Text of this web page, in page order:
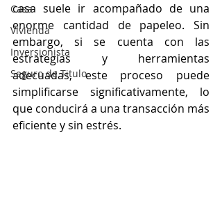
Casa
Vivienda
Inversionista
Seguro de Titulo
casa suele ir acompañado de una
enorme cantidad de papeleo. Sin
embargo, si se cuenta con las
estrategias y herramientas
adecuadas, este proceso puede
simplificarse significativamente, lo
que conducirá a una transacción más
eficiente y sin estrés.